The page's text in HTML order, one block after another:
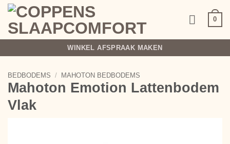
Ga
inhoud
0
WINKEL AFSPRAAK MAKEN
BEDBODEMS / MAHOTON BEDBODEMS
Mahoton Emotion Lattenbodem
Vlak